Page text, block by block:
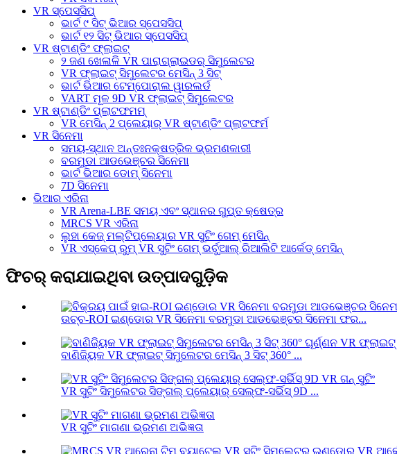
VR ସ୍ପେସସିପ୍
ଭାର୍ଟ ୯ ସିଟ୍ ଭିଆର ସ୍ପେସସିପ୍
ଭାର୍ଟ ୧୨ ସିଟ୍ ଭିଆର ସ୍ପେସସିପ୍
VR ଷ୍ଟାଣ୍ଡିଂ ଫ୍ଲାଇଟ୍
୨ ଜଣ ଖେଳାଳି VR ପାରାଗ୍ଲାଇଡର୍ ସିମୁଲେଟର
VR ଫ୍ଲାଇଟ୍ ସିମୁଲେଟର ମେସିନ୍ 3 ସିଟ୍
ଭାର୍ଟ ଭିଆର ଟେମ୍ପୋରାଲ ୱାରଲର୍ଡ
VART ମୂଳ 9D VR ଫ୍ଲାଇଟ୍ ସିମୁଲେଟର
VR ଷ୍ଟାଣ୍ଡିଂ ପ୍ଲାଟଫମମ୍
VR ମେସିନ୍ 2 ପ୍ଲେୟାର୍ VR ଷ୍ଟାଣ୍ଡିଂ ପ୍ଲାଟଫର୍ମ
VR ସିନେମା
ସମୟ-ସ୍ଥାନ ଅନ୍ତଃନକ୍ଷତ୍ରିକ ଭ୍ରମଣକାରୀ
ବରମୁଡା ଆଡଭେଞ୍ଚର ସିନେମା
ଭାର୍ଟ ଭିଆର ଡୋମ୍ ସିନେମା
7D ସିନେମା
ଭିଆର ଏରିନା
VR Arena-LBE ସମୟ ଏବଂ ସ୍ଥାନର ଗୁପ୍ତ କ୍ଷେତ୍ର
MRCS VR ଏରିନା
ଲୁହା କେଜ୍ ମଲ୍ଟିପ୍ଲେୟାର VR ସୁଟିଂ ଗେମ୍ ମେସିନ୍
VR ଏସ୍କେପ୍ ରୁମ୍ VR ସୁଟିଂ ଗେମ୍ ଭର୍ଚୁଆଲ୍ ରିଆଲିଟି ଆର୍କେଡ୍ ମେସିନ୍
ଫିଚର୍ କରାଯାଇଥିବା ଉତ୍ପାଦଗୁଡ଼ିକ
ଉଚ୍ଚ-ROI ଇଣ୍ଡୋର VR ସିନେମା ବରମୁଡା ଆଡଭେଞ୍ଚର ସିନେମା ଫର...
ବାଣିଜ୍ୟିକ VR ଫ୍ଲାଇଟ୍ ସିମୁଲେଟର ମେସିନ୍ 3 ସିଟ୍ 360° ...
VR ସୁଟିଂ ସିମୁଲେଟର ସିଙ୍ଗଲ୍ ପ୍ଲେୟାର୍ ସେଲ୍ଫ-ସର୍ଭିସ୍ 9D ...
VR ସୁଟିଂ ମାଗଣା ଭ୍ରମଣ ଅଭିଜ୍ଞତା